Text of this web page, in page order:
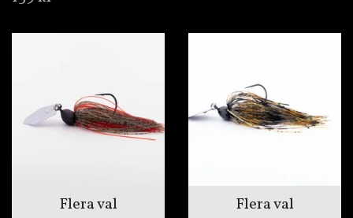
Flera val Flera val